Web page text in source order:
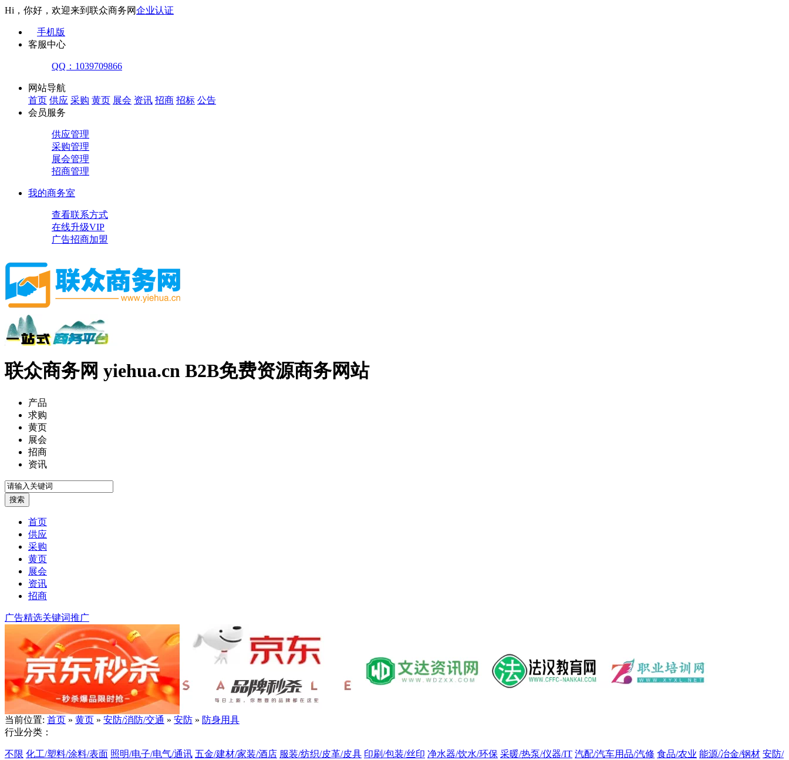
Hi，你好，欢迎来到联众商务网企业认证
手机版
客服中心
QQ：1039709866
网站导航
首页 供应 采购 黄页 展会 资讯 招商 招标 公告
会员服务
供应管理
采购管理
展会管理
招商管理
我的商务室
查看联系方式
在线升级VIP
广告招商加盟
联众商务网 yiehua.cn B2B免费资源商务网站
产品
求购
黄页
展会
招商
资讯
首页
供应
采购
黄页
展会
资讯
招商
广告精选关键词推广
当前位置: 首页 » 黄页 » 安防/消防/交通 » 安防 » 防身用具
行业分类：
不限 化工/塑料/涂料/表面 照明/电子/电气/通讯 五金/建材/家装/酒店 服装/纺织/皮革/皮具 印刷/包装/丝印 净水器/饮水/环保 采暖/热泵/仪器/IT 汽配/汽车用品/汽修 食品/农业 能源/冶金/钢材 安防/